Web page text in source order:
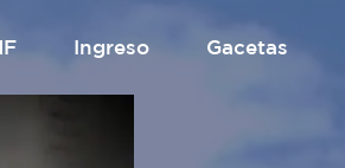
Ingreso gacetas